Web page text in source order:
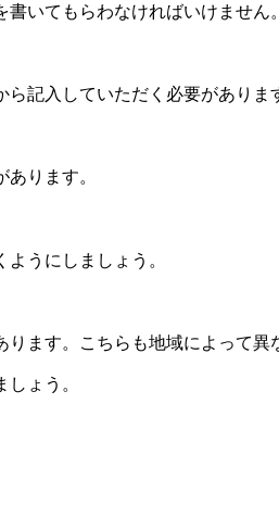
書いてもらわなければいけません
記入していただく必要がありま
ります。
うにしましょう。
ます。こちらも地域によって異
ょう。